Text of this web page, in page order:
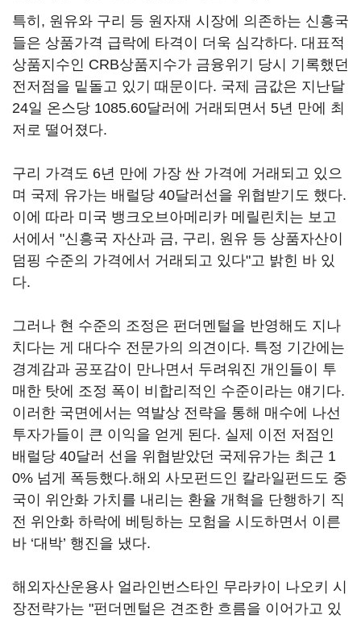
특히, 원유와 구리 등 원자재 시장에 의존하는 신흥국
들은 상품가격 급락에 타격이 더욱 심각하다. 대표적
상품지수인 CRB상품지수가 금융위기 당시 기록했던
전저점을 밑돌고 있기 때문이다. 국제 금값은 지난달
24일 온스당 1085.60달러에 거래되면서 5년 만에 최
저로 떨어졌다.
구리 가격도 6년 만에 가장 싼 가격에 거래되고 있으
며 국제 유가는 배럴당 40달러선을 위협받기도 했다.
이에 따라 미국 뱅크오브아메리카 메릴린치는 보고
서에서 "신흥국 자산과 금, 구리, 원유 등 상품자산이
덤핑 수준의 가격에서 거래되고 있다"고 밝힌 바 있
다.
그러나 현 수준의 조정은 펀더멘털을 반영해도 지나
치다는 게 대다수 전문가의 의견이다. 특정 기간에는
경계감과 공포감이 만나면서 두려워진 개인들이 투
매한 탓에 조정 폭이 비합리적인 수준이라는 얘기다.
이러한 국면에서는 역발상 전략을 통해 매수에 나선
투자가들이 큰 이익을 얻게 된다. 실제 이전 저점인
배럴당 40달러 선을 위협받았던 국제유가는 최근 1
0% 넘게 폭등했다.해외 사모펀드인 칼라일펀드도 중
국이 위안화 가치를 내리는 환율 개혁을 단행하기 직
전 위안화 하락에 베팅하는 모험을 시도하면서 이른
바 ‘대박’ 행진을 냈다.
해외자산운용사 얼라인번스타인 무라카이 나오키 시
장전략가는 "펀더멘털은 견조한 흐름을 이어가고 있